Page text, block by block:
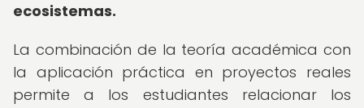
ecosistemas.
La combinación de la teoría académica con
la aplicación práctica en proyectos reales
permite a los estudiantes relacionar los